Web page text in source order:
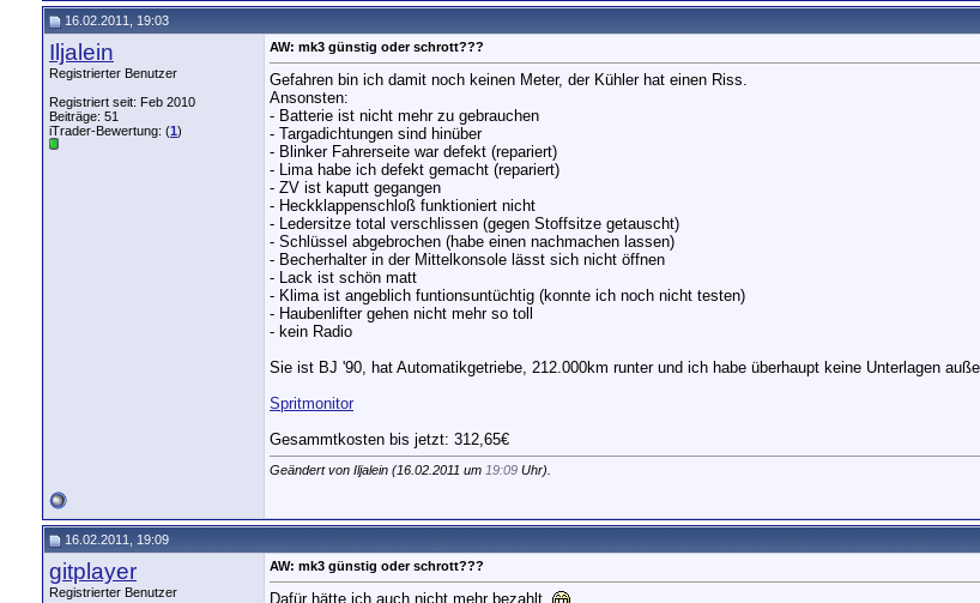
16.02.2011, 19:03
Iljalein
Registrierter Benutzer
Registriert seit: Feb 2010
Beiträge: 51
iTrader-Bewertung: (1)
AW: mk3 günstig oder schrott???
Gefahren bin ich damit noch keinen Meter, der Kühler hat einen Riss.
Ansonsten:
- Batterie ist nicht mehr zu gebrauchen
- Targadichtungen sind hinüber
- Blinker Fahrerseite war defekt (repariert)
- Lima habe ich defekt gemacht (repariert)
- ZV ist kaputt gegangen
- Heckklappenschloß funktioniert nicht
- Ledersitze total verschlissen (gegen Stoffsitze getauscht)
- Schlüssel abgebrochen (habe einen nachmachen lassen)
- Becherhalter in der Mittelkonsole lässt sich nicht öffnen
- Lack ist schön matt
- Klima ist angeblich funtionsuntüchtig (konnte ich noch nicht testen)
- Haubenlifter gehen nicht mehr so toll
- kein Radio
Sie ist BJ '90, hat Automatikgetriebe, 212.000km runter und ich habe überhaupt keine Unterlagen
Spritmonitor
Gesammtkosten bis jetzt: 312,65€
Geändert von Iljalein (16.02.2011 um 19:09 Uhr).
16.02.2011, 19:09
gitplayer
Registrierter Benutzer
AW: mk3 günstig oder schrott???
Dafür hätte ich auch nicht mehr bezahlt.